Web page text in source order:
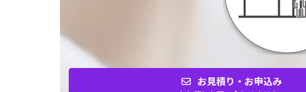
お見積り・お申込み